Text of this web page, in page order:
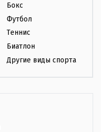
Бокс
Футбол
Теннис
Биатлон
Другие виды спорта